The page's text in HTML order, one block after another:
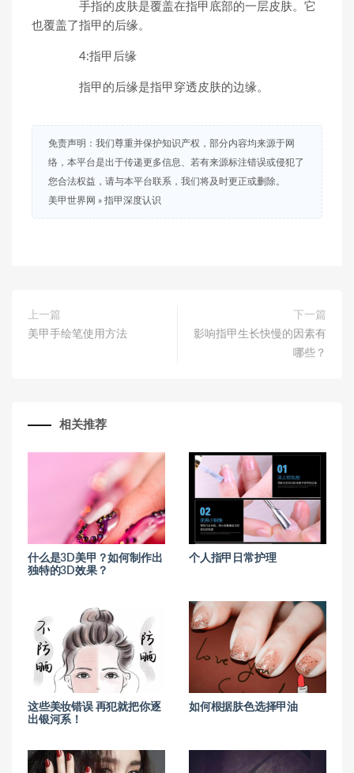
手指的皮肤是覆盖在指甲底部的一层皮肤。它
也覆盖了指甲的后缘。
4:指甲后缘
指甲的后缘是指甲穿透皮肤的边缘。
免责声明：我们尊重并保护知识产权，部分内容均来源于网
络，本平台是出于传递更多信息、若有来源标注错误或侵犯了
您合法权益，请与本平台联系，我们将及时更正或删除。
美甲世界网 » 指甲深度认识
上一篇
美甲手绘笔使用方法
下一篇
影响指甲生长快慢的因素有
哪些？
相关推荐
什么是3D美甲？如何制作出
独特的3D效果？
个人指甲日常护理
这些美妆错误 再犯就把你逐
出银河系！
如何根据肤色选择甲油